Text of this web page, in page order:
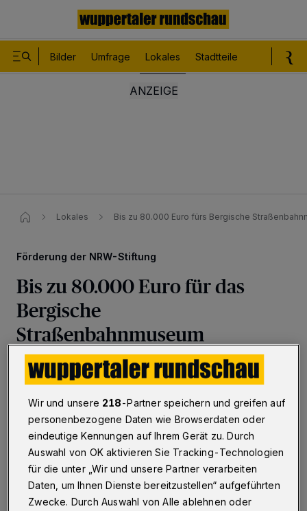
Bilder Umfrage Lokales Stadtteile
Lokales Bis zu 80.000 Euro fürs Bergische
Förderung der NRW-Stiftung
Bis zu 80.000 Euro für das
Bergische
Straßenbahnmuseum
Wuppertal ·Die Nordrhein-Westfalen-Stiftung stellt
dem Verein Bergische Museumsbahnen für den
Austausch schadhafter Schwellen sowie für die
Sanierung der Brücke am Schütt eine Förderung in
Höhe von bis zu 80.000 Euro zur Verfügung.
16.12.2025 , 11:54 Uhr Eine Minute Lesezeit
Wir und unsere 218-Partner speichern und greifen auf
personenbezogene Daten wie Browserdaten oder
eindeutige Kennungen auf Ihrem Gerät zu. Durch
Auswahl von OK aktivieren Sie Tracking-Technologien
für die unter „Wir und unsere Partner verarbeiten
Daten, um Ihnen Dienste bereitzustellen“ aufgeführten
Zwecke. Durch Auswahl von Alle ablehnen oder